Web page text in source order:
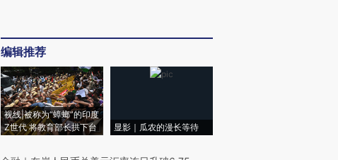
编辑推荐
视线|被称为“蟑螂”的印度
Z世代 将教育部长拱下台
显影｜瓜农的漫长等待